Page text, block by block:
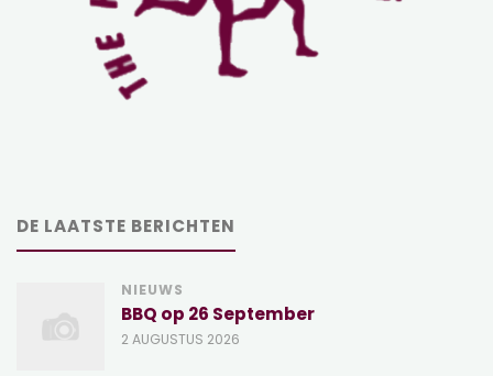
DE LAATSTE BERICHTEN
NIEUWS
BBQ op 26 September
2 AUGUSTUS 2026